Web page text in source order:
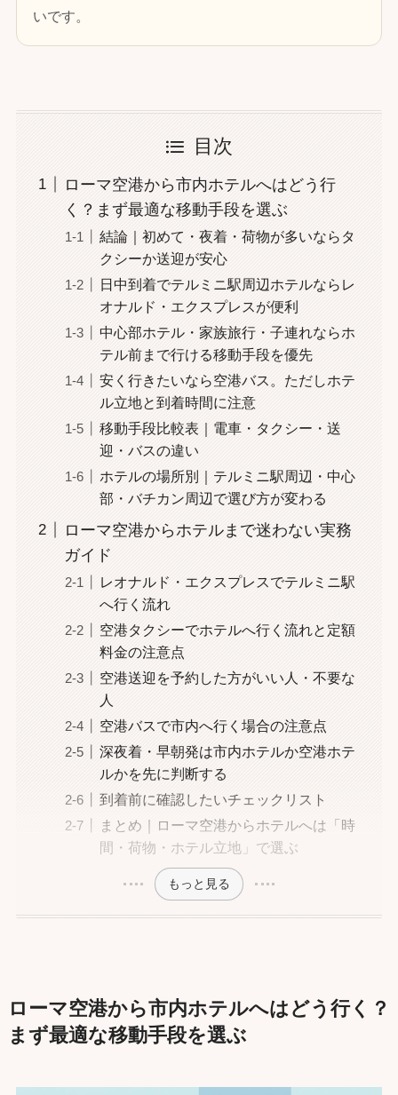
いです。
目次
ローマ空港から市内ホテルへはどう行
く？まず最適な移動手段を選ぶ
結論｜初めて・夜着・荷物が多いならタ
クシーか送迎が安心
日中到着でテルミニ駅周辺ホテルならレ
オナルド・エクスプレスが便利
中心部ホテル・家族旅行・子連れならホ
テル前まで行ける移動手段を優先
安く行きたいなら空港バス。ただしホテ
ル立地と到着時間に注意
移動手段比較表｜電車・タクシー・送
迎・バスの違い
ホテルの場所別｜テルミニ駅周辺・中心
部・バチカン周辺で選び方が変わる
ローマ空港からホテルまで迷わない実務
ガイド
レオナルド・エクスプレスでテルミニ駅
へ行く流れ
空港タクシーでホテルへ行く流れと定額
料金の注意点
空港送迎を予約した方がいい人・不要な
人
空港バスで市内へ行く場合の注意点
深夜着・早朝発は市内ホテルか空港ホテ
ルかを先に判断する
到着前に確認したいチェックリスト
まとめ｜ローマ空港からホテルへは「時
間・荷物・ホテル立地」で選ぶ
もっと見る
ローマ空港から市内ホテルへはどう行く？
まず最適な移動手段を選ぶ